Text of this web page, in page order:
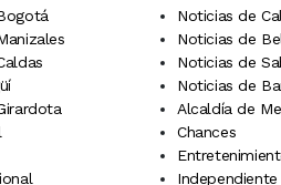
Noticias de
Noticias de
Noticias de
Noticias de
Alcaldía de
Chances